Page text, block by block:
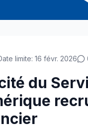
limite: 16 févr. 2026
du